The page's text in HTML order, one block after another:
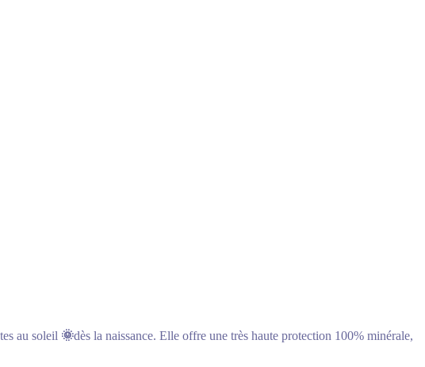
au soleil 🌞dès la naissance. Elle offre une très haute protection 100% minérale,